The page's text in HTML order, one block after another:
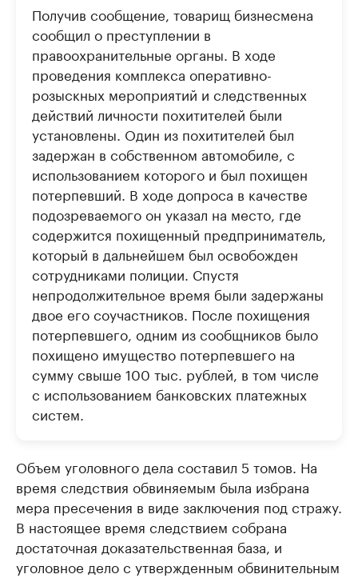
Получив сообщение, товарищ бизнесмена
сообщил о преступлении в
правоохранительные органы. В ходе
проведения комплекса оперативно-
розыскных мероприятий и следственных
действий личности похитителей были
установлены. Один из похитителей был
задержан в собственном автомобиле, с
использованием которого и был похищен
потерпевший. В ходе допроса в качестве
подозреваемого он указал на место, где
содержится похищенный предприниматель,
который в дальнейшем был освобожден
сотрудниками полиции. Спустя
непродолжительное время были задержаны
двое его соучастников. После похищения
потерпевшего, одним из сообщников было
похищено имущество потерпевшего на
сумму свыше 100 тыс. рублей, в том числе
с использованием банковских платежных
систем.
Объем уголовного дела составил 5 томов. На
время следствия обвиняемым была избрана
мера пресечения в виде заключения под стражу.
В настоящее время следствием собрана
достаточная доказательственная база, и
уголовное дело с утвержденным обвинительным